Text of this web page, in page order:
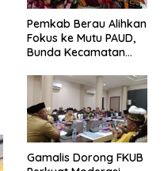
Pemkab Berau Alihkan
Fokus ke Mutu PAUD,
Bunda Kecamatan
Pengawasan
Gamalis Dorong FKUB